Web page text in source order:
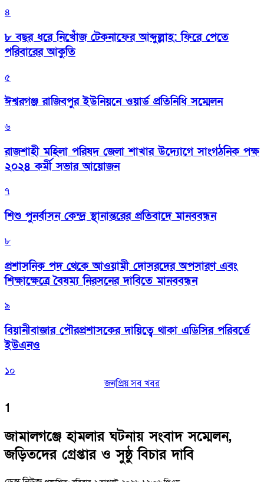
৪
৮ বছর ধরে নিখোঁজ টেকনাফের আব্দুল্লাহ: ফিরে পেতে
পরিবারের আকুতি
৫
ঈশ্বরগঞ্জ রাজিবপুর ইউনিয়নে ওয়ার্ড প্রতিনিধি সম্মেলন
৬
রাজশাহী মহিলা পরিষদ জেলা শাখার উদ্যোগে সাংগঠনিক পক্ষ
২০২৪ কর্মী সভার আয়োজন
৭
শিশু পুনর্বাসন কেন্দ্র স্থানান্তরের প্রতিবাদে মানববন্ধন
৮
প্রশাসনিক পদ থেকে আওয়ামী দোসরদের অপসারণ এবং
শিক্ষাক্ষেত্রে বৈষম্য নিরসনের দাবিতে মানববন্ধন
৯
বিয়ানীবাজার পৌরপ্রশাসকের দায়িত্বে থাকা এডিসির পরিবর্তে
ইউএনও
১০
জনপ্রিয় সব খবর
1
জামালগঞ্জে হামলার ঘটনায় সংবাদ সম্মেলন,
জড়িতদের গ্রেপ্তার ও সুষ্ঠু বিচার দাবি